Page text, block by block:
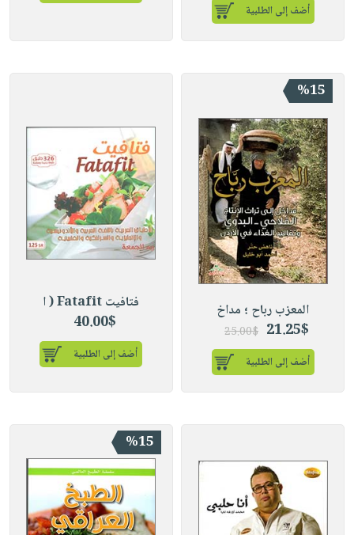
أضف إلى الطلبية
%15
المعزب رباح ؛ مداخ
21.25$
25.00$
أضف إلى الطلبية
فتافيت Fatafit ( ا
40.00$
أضف إلى الطلبية
%15